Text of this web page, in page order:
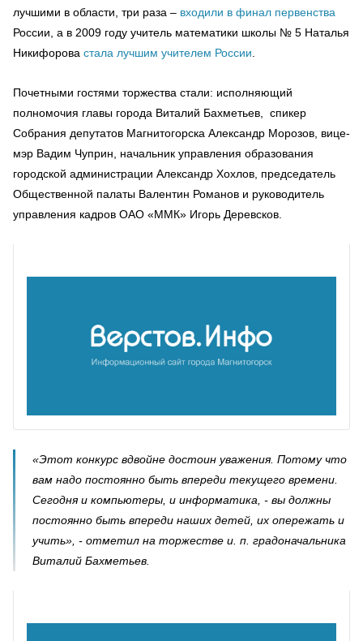
лучшими в области, три раза – входили в финал первенства
России, а в 2009 году учитель математики школы № 5 Наталья
Никифорова стала лучшим учителем России
Почетными гостями торжества стали: исполняющий
полномочия главы города Виталий Бахметьев, спикер
Собрания депутатов Магнитогорска Александр Морозов, вице-
мэр Вадим Чуприн, начальник управления образования
городской администрации Александр Хохлов, председатель
Общественной палаты Валентин Романов и руководитель
управления кадров ОАО «ММК» Игорь Деревсков.
«Этот конкурс вдвойне достоин уважения. Потому что
вам надо постоянно быть впереди текущего времени.
Сегодня и компьютеры, и информатика, - вы должны
постоянно быть впереди наших детей, их опережать и
учить», - отметил на торжестве и. п. градоначальника
Виталий Бахметьев.